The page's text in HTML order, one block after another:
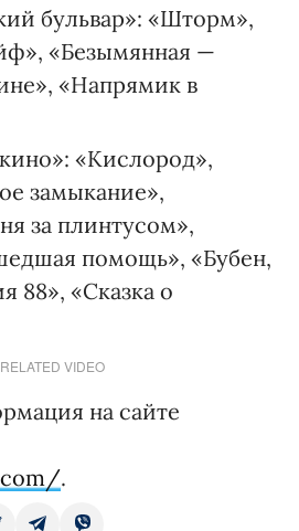
бульвар»: «Шторм»,
«Безымянная —
«Напрямик в
«Кислород»,
замыкание»,
за плинтусом»,
помощь», «Бубен,
88», «Сказка о
RELATED VIDEO
на сайте
.